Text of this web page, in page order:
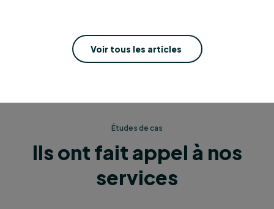
Voir tous les articles
Études de cas
Ils ont fait appel à nos
services